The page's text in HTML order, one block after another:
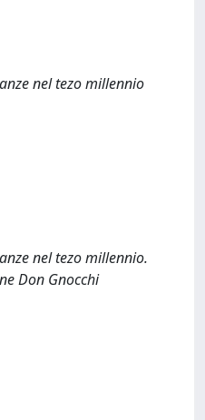
nel tezo millennio
nel tezo millennio.
Don Gnocchi